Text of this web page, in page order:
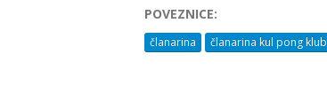
POVEZNICE:
članarina članarina kul pong klub